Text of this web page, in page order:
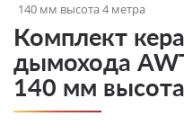
140 мм высота 4 метра
Комплект
дымохода
140 мм